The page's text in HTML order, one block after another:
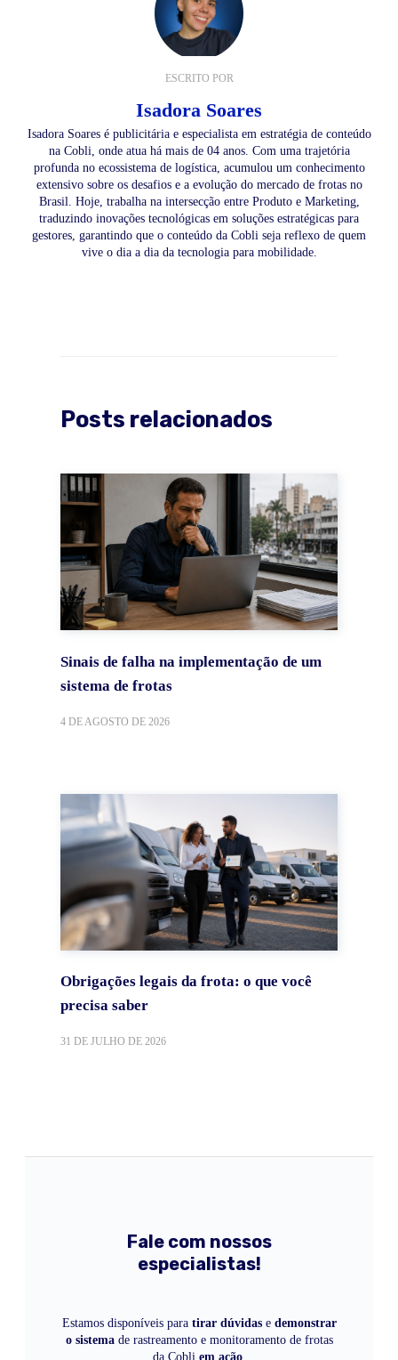
ESCRITO POR
Isadora Soares
Isadora Soares é publicitária e especialista em estratégia de conteúdo
na Cobli, onde atua há mais de 04 anos. Com uma trajetória
profunda no ecossistema de logística, acumulou um conhecimento
extensivo sobre os desafios e a evolução do mercado de frotas no
Brasil. Hoje, trabalha na intersecção entre Produto e Marketing,
traduzindo inovações tecnológicas em soluções estratégicas para
gestores, garantindo que o conteúdo da Cobli seja reflexo de quem
vive o dia a dia da tecnologia para mobilidade.
Posts relacionados
Sinais de falha na implementação de um
sistema de frotas
4 DE AGOSTO DE 2026
Obrigações legais da frota: o que você
precisa saber
31 DE JULHO DE 2026
Fale com nossos
especialistas!
Estamos disponíveis para tirar dúvidase demonstrar
o sistemade rastreamento e monitoramento de frotas
da Cobli em ação.